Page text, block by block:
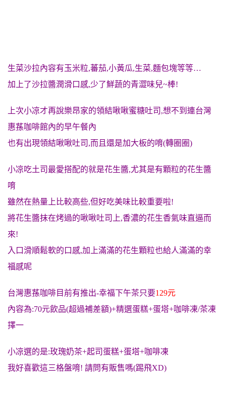
生菜沙拉內容有玉米粒,蕃茄,小黃瓜,生菜,麵包塊等等…
加上了沙拉醬潤滑口感,少了鮮蔬的青澀味兒~棒!
上次小凉才再說樂昂家的領結啾啾蜜糖吐司,想不到連台灣
惠蓀咖啡館內的早午餐內
也有出現領結啾啾吐司,而且還是加大板的唷(轉圈圈)
小凉吃土司最愛搭配的就是花生醬,尤其是有顆粒的花生醬
唷
雖然在熱量上比較高些,但好吃美味比較重要啦!
將花生醬抹在烤過的啾啾吐司上,香濃的花生香氣味直逼而
來!
入口滑順鬆軟的口感,加上滿滿的花生顆粒也給人滿滿的幸
福感呢
台灣惠蓀咖啡目前有推出-幸福下午茶只要129元
內容為:70元飲品(超過補差額)+精選蛋糕+蛋塔+咖啡凍/茶凍
擇一
小凉選的是:玫瑰奶茶+起司蛋糕+蛋塔+咖啡凍
我好喜歡這三格盤唷! 請問有販售嗎(踢飛XD)